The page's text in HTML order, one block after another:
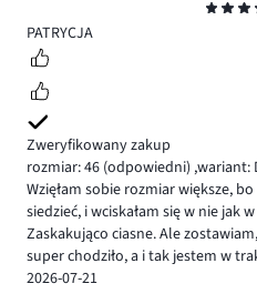
5
PATRYCJA
Zweryfikowany zakup
rozmiar: 46 (odpowiedni) ,wariant:
Wzięłam sobie rozmiar większe,
siedzieć, i wciskałam się w nie jak
Zaskakująco ciasne. Ale
super chodziło, a i tak jestem w
2026-07-21